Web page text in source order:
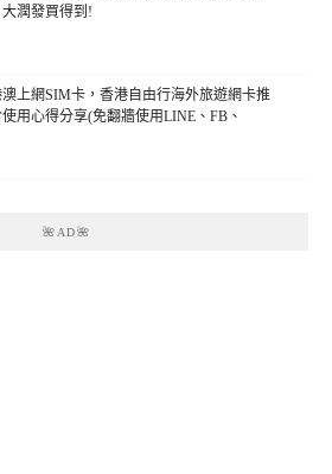
潤發買得到!
上網SIM卡，香港自由行海外旅遊網卡推
用心得分享(免翻牆使用LINE、FB、
🌺AD🌺